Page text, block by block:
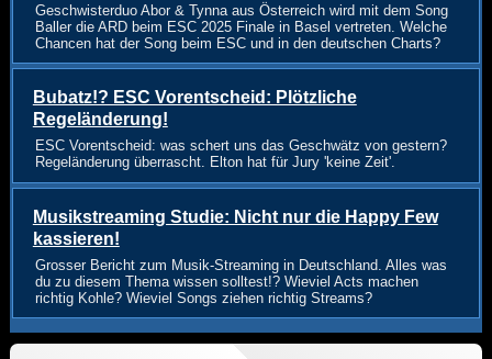
Geschwisterduo Abor & Tynna aus Österreich wird mit dem Song
Baller die ARD beim ESC 2025 Finale in Basel vertreten. Welche
Chancen hat der Song beim ESC und in den deutschen Charts?
Bubatz!? ESC Vorentscheid: Plötzliche
Regeländerung!
ESC Vorentscheid: was schert uns das Geschwätz von gestern?
Regeländerung überrascht. Elton hat für Jury 'keine Zeit'.
Musikstreaming Studie: Nicht nur die Happy Few
kassieren!
Grosser Bericht zum Musik-Streaming in Deutschland. Alles was
du zu diesem Thema wissen solltest!? Wieviel Acts machen
richtig Kohle? Wieviel Songs ziehen richtig Streams?